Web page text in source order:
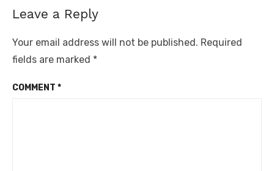
Leave a Reply
Your email address will not be published. Required
fields are marked *
COMMENT *